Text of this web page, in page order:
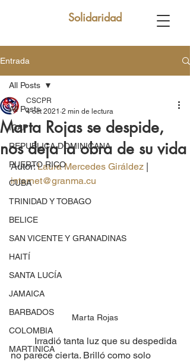
Solidaridad
Entrada
All Posts
ICAP
REPUBLICA DOMINICANA
PUERTO RICO
CUBA
TRINIDAD Y TOBAGO
BELICE
SAN VICENTE Y GRANADINAS
HAITÍ
SANTA LUCÍA
JAMAICA
BARBADOS
COLOMBIA
MARTINICA
All Posts
Marta Rojas se despide,
nos deja la obra de su vida
CSCPR
4 oct 2021 2 min de lectura
Autor: Laura Mercedes Giráldez |
internet@granma.cu
Marta Rojas
no parece cierta. Brilló como solo